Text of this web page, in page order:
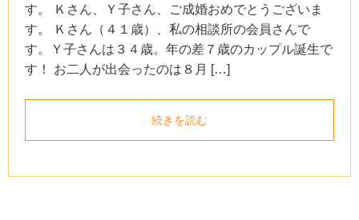
す。 Ｋさん、Ｙ子さん、ご成婚おめでとうございま
す。 Ｋさん（４１歳）、私の相談所の会員さんで
す。Ｙ子さんは３４歳。年の差７歳のカップル誕生で
す！ お二人が出会ったのは８月 […]
続きを読む